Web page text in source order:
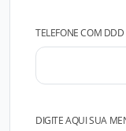
TELEFONE COM DDD
DIGITE AQUI SUA